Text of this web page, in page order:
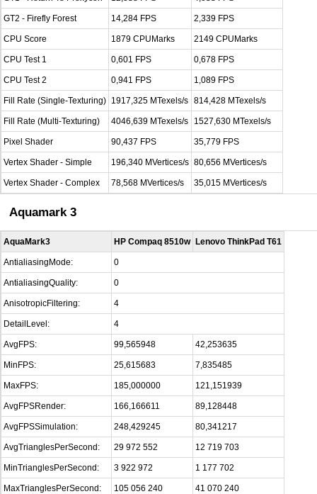
GT2 - Firefly Forest 14,284 FPS 2,339 FPS
CPU Score 1879 CPUMarks 2149 CPUMarks
CPU Test 1 0,601 FPS 0,678 FPS
CPU Test 2 0,941 FPS 1,089 FPS
Fill Rate (Single-Texturing) 1917,325 MTexels/s 814,428 MTexels/s
Fill Rate (Multi-Texturing) 4046,639 MTexels/s 1527,630 MTexels/s
Pixel Shader 90,437 FPS 35,779 FPS
Vertex Shader - Simple 196,340 MVertices/s 80,656 MVertices/s
Vertex Shader - Complex 78,568 MVertices/s 35,015 MVertices/s
Aquamark 3
AquaMark3 HP Compaq 8510w Lenovo ThinkPad T61
AntialiasingMode: 0
AntialiasingQuality: 0
AnisotropicFiltering: 4
DetailLevel: 4
AvgFPS: 99,565948 42,253635
MinFPS: 25,615683 7,835485
MaxFPS: 185,000000 121,151939
AvgFPSRender: 166,166611 89,128448
AvgFPSSimulation: 248,429245 80,341217
AvgTrianglesPerSecond: 29 972 552 12 719 703
MinTrianglesPerSecond: 3 922 972 1 177 702
MaxTrianglesPerSecond: 105 056 240 41 070 240